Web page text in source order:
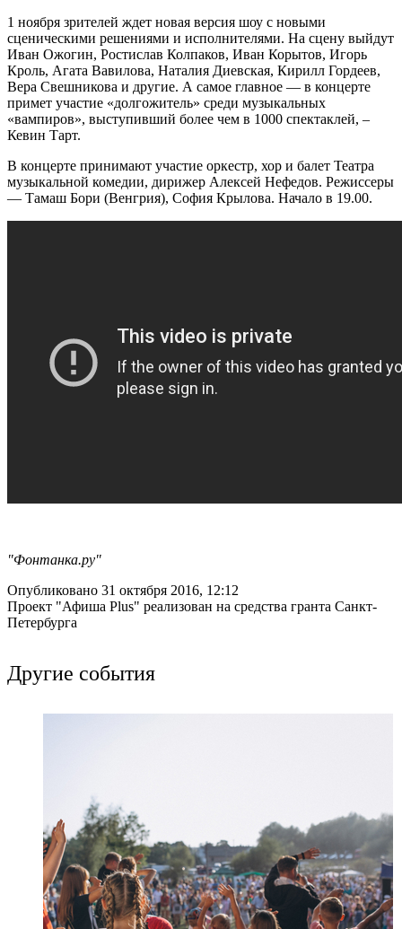
1 ноября зрителей ждет новая версия шоу с новыми
сценическими решениями и исполнителями. На сцену выйдут
Иван Ожогин, Ростислав Колпаков, Иван Корытов, Игорь
Кроль, Агата Вавилова, Наталия Диевская, Кирилл Гордеев,
Вера Свешникова и другие. А самое главное — в концерте
примет участие «долгожитель» среди музыкальных
«вампиров», выступивший более чем в 1000 спектаклей, –
Кевин Тарт.
В концерте принимают участие оркестр, хор и балет Театра
музыкальной комедии, дирижер Алексей Нефедов. Режиссеры
— Тамаш Бори (Венгрия), София Крылова. Начало в 19.00.
"Фонтанка.ру"
Опубликовано 31 октября 2016, 12:12
Проект "Афиша Plus" реализован на средства гранта Санкт-
Петербурга
Другие события